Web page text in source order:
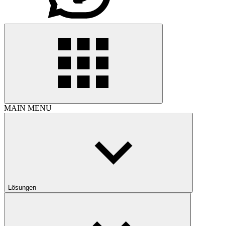
MAIN MENU
Lösungen